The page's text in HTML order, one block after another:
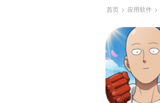
首页 > 应用软件 >